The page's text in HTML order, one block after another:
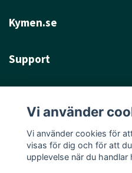
Kymen.se
Support
Sociala medier
Vi använder
Vi använder cookies för
visas för dig och för att
upplevelse när du handlar